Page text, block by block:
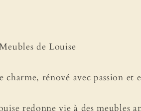
de Louise
rénové avec passion et
redonne vie à des meubles